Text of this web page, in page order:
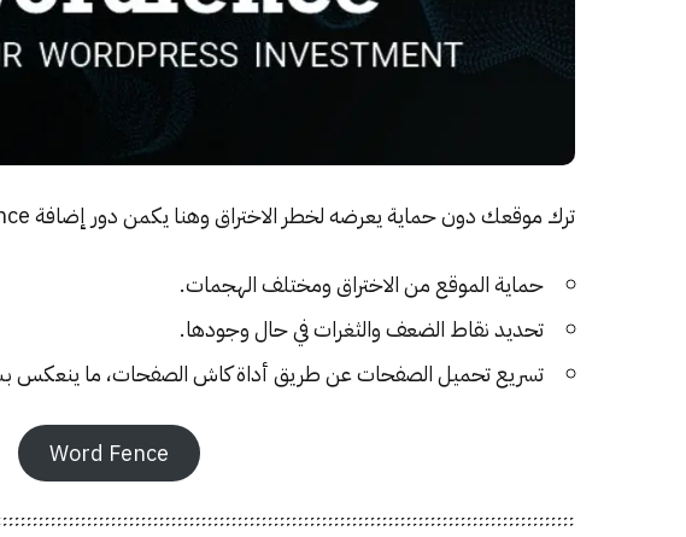
ترك موقعك دون حماية يعرضه لخطر الاختراق وهنا يكمن دور إضافة WordFence فهي تضمن:
حماية الموقع من الاختراق ومختلف الهجمات.
تحديد نقاط الضعف والثغرات في حال وجودها.
تسريع تحميل الصفحات عن طريق أداة كاش الصفحات، ما ينعكس
Word Fence